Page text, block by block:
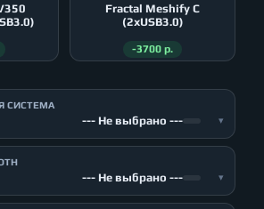
Fractal Meshify C
(2xUSB3.0)
-3700 р.
СИСТЕМА
--- Не выбрано --- ▾
--- Не выбрано --- ▾